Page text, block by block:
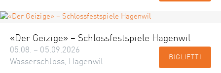
«Der Geizige» – Schlossfestspiele Hagenwil
05.08. – 05.09.2026
Wasserschloss, Hagenwil
BIGLIETTI